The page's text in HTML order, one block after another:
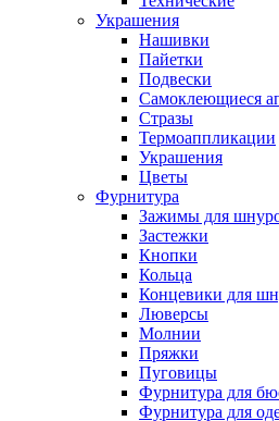
Украшения
Нашивки
Пайетки
Подвески
Самоклеющиеся
Стразы
Термоаппликации
Украшения
Цветы
Фурнитура
Зажимы для
Застежки
Кнопки
Кольца
Концевики для
Люверсы
Молнии
Пряжки
Пуговицы
Фурнитура для
Фурнитура для